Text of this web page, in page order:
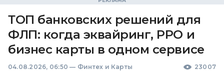
ТОП банковских решений для
ФЛП: когда эквайринг, РРО и
бизнес карты в одном сервисе
04.08.2026, 06:50 — Финтех и Карты 23007